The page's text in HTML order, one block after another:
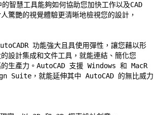
智慧工具能夠如何協助您加快工作以及CAD
驚艷的視覺體驗更清晰地檢視您的設計，
功能強大且具使用彈性，讓您藉以形
設計集成和文件工具，就能連結、簡化您
生產力。AutoCAD 支援 Windows 和 MacR
Suite，就能延伸其中 AutoCAD 的無比威力